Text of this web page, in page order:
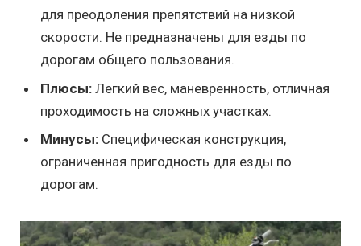
для преодоления препятствий на низкой
скорости. Не предназначены для езды по
дорогам общего пользования.
Плюсы: Легкий вес, маневренность, отличная
проходимость на сложных участках.
Минусы: Специфическая конструкция,
ограниченная пригодность для езды по
дорогам.